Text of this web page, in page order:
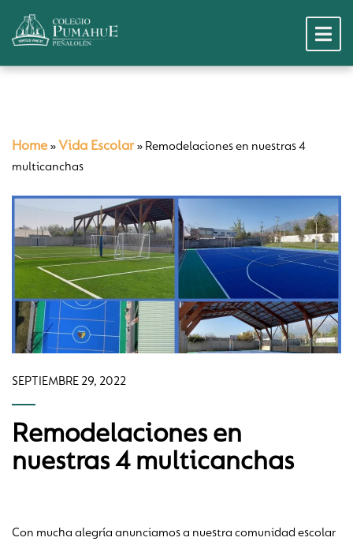
Home » Vida Escolar» Remodelaciones en nuestras 4
multicanchas
SEPTIEMBRE 29, 2022
Remodelaciones en
nuestras 4 multicanchas
Con mucha alegría anunciamos a nuestra comunidad escolar